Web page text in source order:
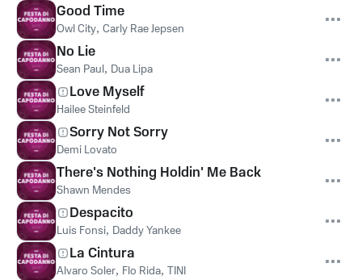
Good Time
Owl City, Carly Rae Jepsen
No Lie
Sean Paul, Dua Lipa
Love Myself
Hailee Steinfeld
Sorry Not Sorry
Demi Lovato
There's Nothing Holdin' Me Back
Shawn Mendes
Despacito
Luis Fonsi, Daddy Yankee
La Cintura
Alvaro Soler, Flo Rida, TINI